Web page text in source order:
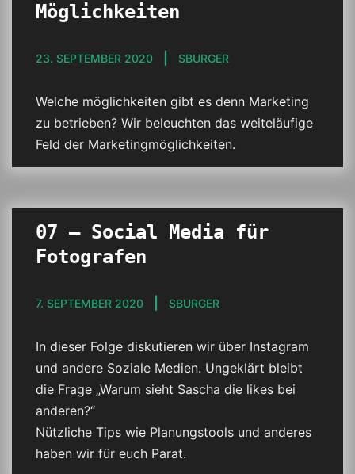
Möglichkeiten
23. SEPTEMBER 2020 SBURGER
Welche möglichkeiten gibt es denn Marketing
zu betrieben? Wir beleuchten das weiteläufige
Feld der Marketingmöglichkeiten.
07 – Social Media für
Fotografen
7. SEPTEMBER 2020 SBURGER
In dieser Folge diskutieren wir über Instagram
und andere Soziale Medien. Ungeklärt bleibt
die Frage „Warum sieht Sascha die likes bei
anderen?“
Nützliche Tips wie Planungstools und anderes
haben wir für euch Parat.